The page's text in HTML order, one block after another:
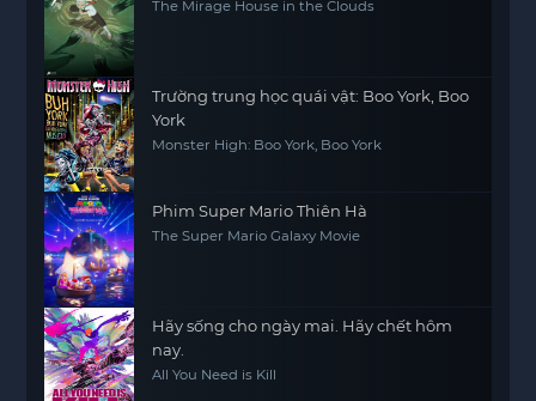
The Mirage House in the Clouds
Trường trung học quái vật: Boo York, Boo
York
Monster High: Boo York, Boo York
Phim Super Mario Thiên Hà
The Super Mario Galaxy Movie
Hãy sống cho ngày mai. Hãy chết hôm
nay.
All You Need is Kill